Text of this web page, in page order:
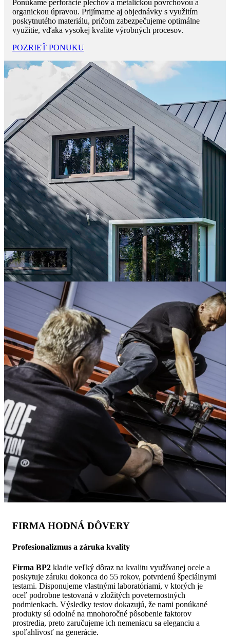
Ponúkame perforácie plechov a metalickou povrchovou a
organickou úpravou. Prijímame aj objednávky s využitím
poskytnutého materiálu, pričom zabezpečujeme optimálne
využitie, vďaka vysokej kvalite výrobných procesov.
POZRIEŤ PONUKU
FIRMA HODNÁ DÔVERY
Profesionalizmus a záruka kvality
Firma BP2 kladie veľký dôraz na kvalitu využívanej ocele a
poskytuje záruku dokonca do 55 rokov, potvrdenú špeciálnymi
testami. Disponujeme vlastnými laboratóriami, v ktorých je
oceľ podrobne testovaná v zložitých poveternostných
podmienkach. Výsledky testov dokazujú, že nami ponúkané
produkty sú odolné na mnohoročné pôsobenie faktorov
prostredia, preto zaručujeme ich nemeniacu sa eleganciu a
spoľahlivosť na generácie.